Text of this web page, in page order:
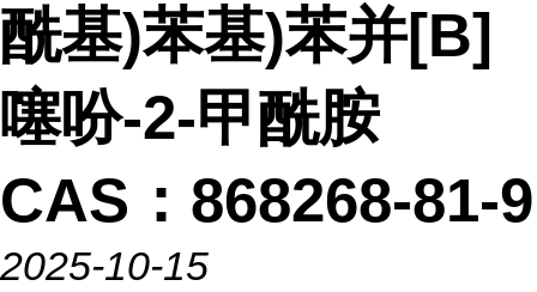
酰基)苯基)苯并[B]
噻吩-2-甲酰胺
CAS：868268-81-9
2025-10-15